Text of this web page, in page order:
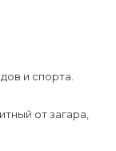
и спорта.
от загара,